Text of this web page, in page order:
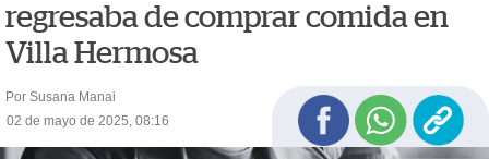
regresaba de comprar comida en
Villa Hermosa
Por Susana Manai
02 de mayo de 2025, 08:16